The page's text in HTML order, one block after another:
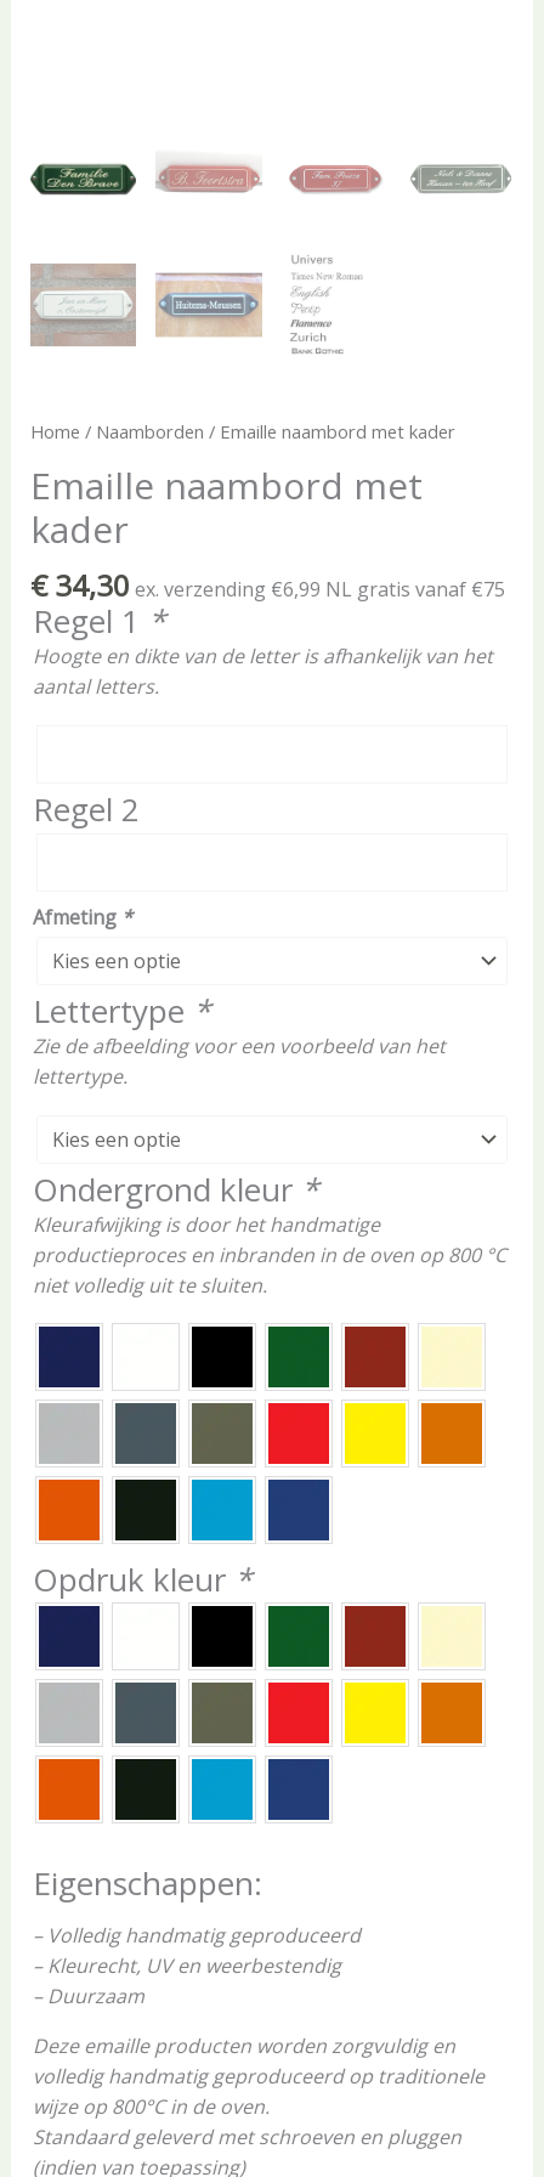
Home / Naamborden / Emaille naambord met kader
Emaille naambord met
kader
€34,30 ex. verzending €6,99 NL gratis vanaf €75
Regel 1 *
Hoogte en dikte van de letter is afhankelijk van het
aantal letters.
Regel 2
Afmeting *
Lettertype *
Zie de afbeelding voor een voorbeeld van het
lettertype.
Ondergrond kleur *
Kleurafwijking is door het handmatige
productieproces en inbranden in de oven op 800 °C
niet volledig uit te sluiten.
Opdruk kleur *
Eigenschappen:
– Volledig handmatig geproduceerd
– Kleurecht, UV en weerbestendig
– Duurzaam
Deze emaille producten worden zorgvuldig en
volledig handmatig geproduceerd op traditionele
wijze op 800°C in de oven.
Standaard geleverd met schroeven en pluggen
(indien van toepassing)